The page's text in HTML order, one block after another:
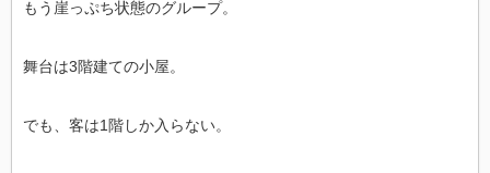
もう崖っぷち状態のグループ。
舞台は3階建ての小屋。
でも、客は1階しか入らない。